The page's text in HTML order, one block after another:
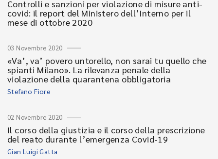
Controlli e sanzioni per violazione di misure anti-
covid: il report del Ministero dell’Interno per il
mese di ottobre 2020
03 Novembre 2020
«Va’, va’ povero untorello, non sarai tu quello che
spianti Milano». La rilevanza penale della
violazione della quarantena obbligatoria
Stefano Fiore
02 Novembre 2020
Il corso della giustizia e il corso della prescrizione
del reato durante l’emergenza Covid-19
Gian Luigi Gatta